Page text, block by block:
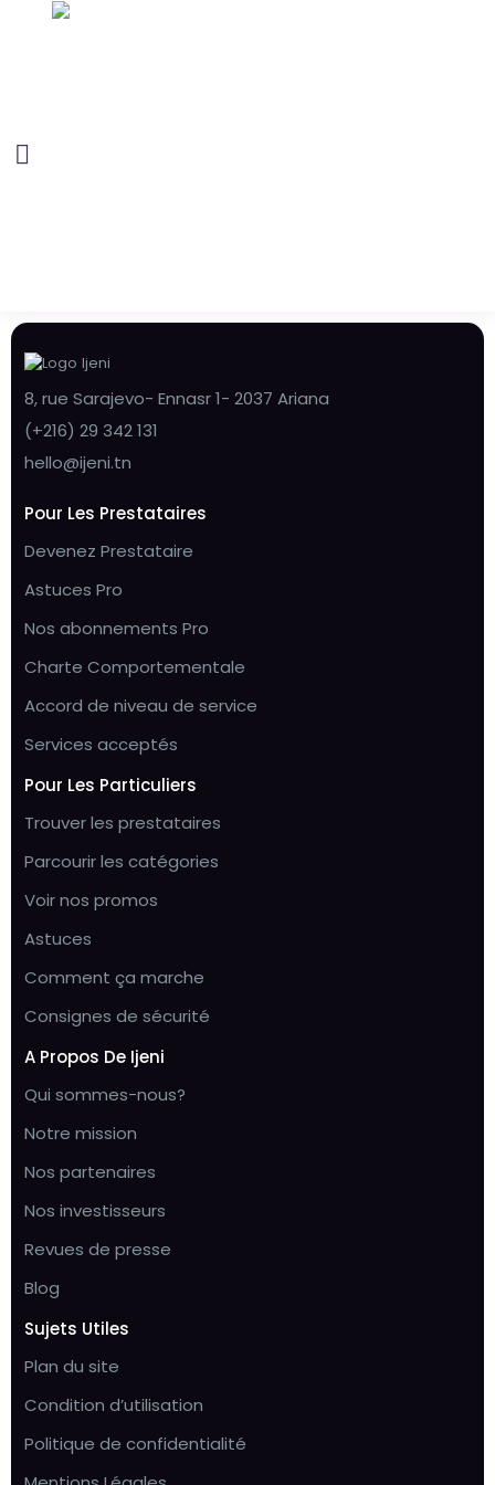
8, rue Sarajevo- Ennasr 1- 2037 Ariana
(+216) 29 342 131
hello@ijeni.tn
Pour Les Prestataires
Devenez Prestataire
Astuces Pro
Nos abonnements Pro
Charte Comportementale
Accord de niveau de service
Services acceptés
Pour Les Particuliers
Trouver les prestataires
Parcourir les catégories
Voir nos promos
Astuces
Comment ça marche
Consignes de sécurité
A Propos De Ijeni
Qui sommes-nous?
Notre mission
Nos partenaires
Nos investisseurs
Revues de presse
Blog
Sujets Utiles
Plan du site
Condition d’utilisation
Politique de confidentialité